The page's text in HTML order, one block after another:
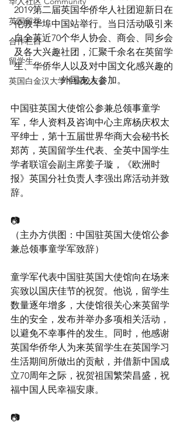
英国留学
合作栏目
留学生
英国白金汉大学中国校友会
2019第二届英国华侨华人社团迎新日在
伦敦华埠中国站举行。当日活动吸引来
自全英近70个华人协会、商会、同乡会
及各大兴趣社团，汇聚千余名在英留学
生、华侨华人以及对中国文化感兴趣的
外国友人参加。
中国驻英国大使馆公参兼总领事童学
军，华人资料及咨询中心主席杨庆权太
平绅士，第十五届世界华商大会秘书长
郑芮，英国留学生代表、全英中国学生
学者联谊会副主席姜子璇，《欧洲时
报》英国分社负责人李强出席活动并致
辞。
📷
（主办方供图：中国驻英国大使馆公参
兼总领事童学军致辞）
童学军代表中国驻英国大使馆向在场来
宾致以国庆佳节的祝贺。他说，留学生
数量逐年增多，大使馆很关心来英留学
生的安全，发布并举办多项相关活动，
以避免不幸事件的发生。同时，他感谢
英国华侨华人为来英留学生在英国学习
生活期间所做出的贡献，并借新中国成
立70周年之际，祝贺祖国繁荣昌盛，祝
福中国人民幸福安康。
📷